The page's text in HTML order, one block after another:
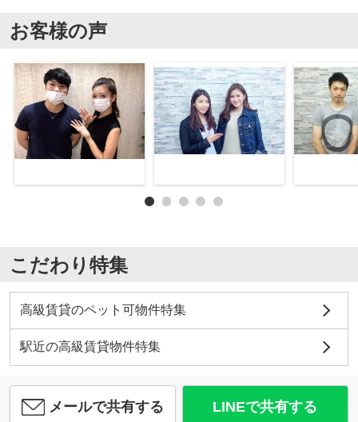
お客様の声
こだわり特集
高級賃貸のペット可物件特集
駅近の高級賃貸物件特集
メールで共有する LINEで共有する